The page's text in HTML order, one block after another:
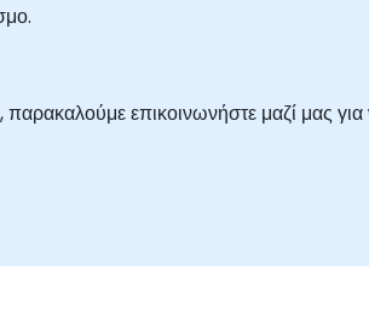
επικοινωνήστε μαζί μας